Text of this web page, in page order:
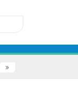
Sains dan Teknologi